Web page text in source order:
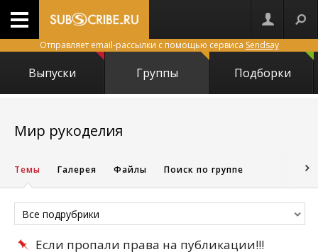
Отправляет email-рассылки с помощью сервиса Sendsay
Выпуски Группы Подборки
Мир рукоделия
Темы Галерея Файлы Поиск по группе
Все подрубрики
Если пропали права на публикации!!!